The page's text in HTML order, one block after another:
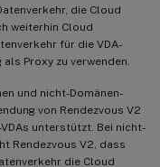
die Cloud
weiterhin Cloud
für die VDA-
Proxy zu verwenden.
und nicht-Domänen-
von Rendezvous V2
unterstützt. Bei nicht-
Rendezvous V2, dass
die Cloud